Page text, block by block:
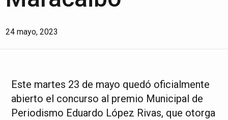
24 mayo, 2023
Este martes 23 de mayo quedó oficialmente
abierto el concurso al premio Municipal de
Periodismo Eduardo López Rivas, que otorga